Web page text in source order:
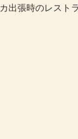
カ出張時のレスト